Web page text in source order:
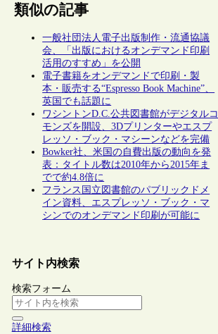
類似の記事
一般社団法人電子出版制作・流通協議
会、「出版におけるオンデマンド印刷
活用のすすめ」を公開
電子書籍をオンデマンドで印刷・製
本・販売する“Espresso Book Machine”、
英国でも話題に
ワシントンD.C.公共図書館がデジタルコ
モンズを開設、3Dプリンターやエスプ
レッソ・ブック・マシーンなどを完備
Bowker社、米国の自費出版の動向を発
表：タイトル数は2010年から2015年ま
でで約4.8倍に
フランス国立図書館のパブリックドメ
イン資料、エスプレッソ・ブック・マ
シンでのオンデマンド印刷が可能に
サイト内検索
検索フォーム
詳細検索